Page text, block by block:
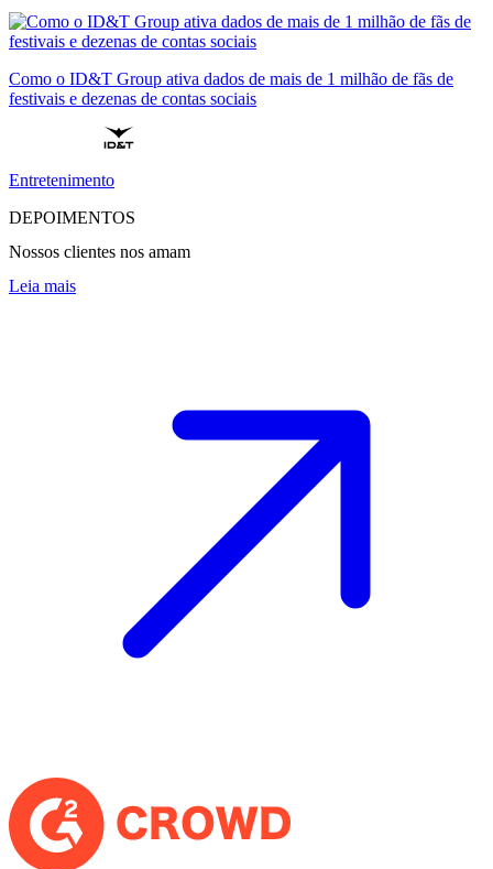
Como o ID&T Group ativa dados de mais de 1 milhão de fãs de
festivais e dezenas de contas sociais
Entretenimento
DEPOIMENTOS
Nossos clientes nos amam
Leia mais